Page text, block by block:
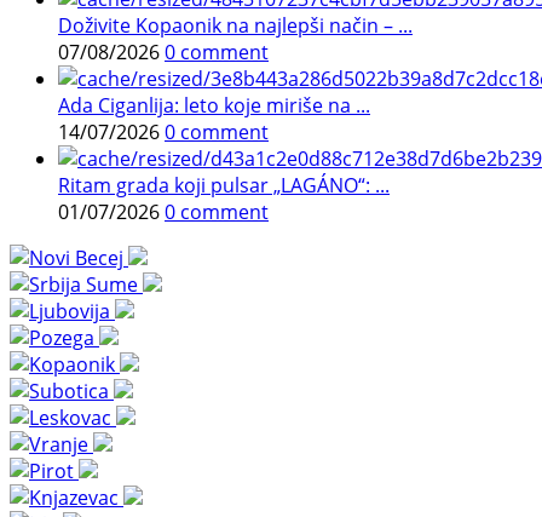
Doživite Kopaonik na najlepši način – ...
07/08/20260 comment
Ada Ciganlija: leto koje miriše na ...
14/07/20260 comment
Ritam grada koji pulsar „LAGÁNO“: ...
01/07/20260 comment